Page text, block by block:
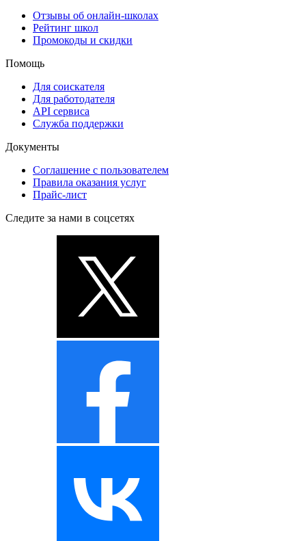
Отзывы об онлайн-школах
Рейтинг школ
Промокоды и скидки
Помощь
Для соискателя
Для работодателя
API сервиса
Служба поддержки
Документы
Соглашение с пользователем
Правила оказания услуг
Прайс-лист
Следите за нами в соцсетях